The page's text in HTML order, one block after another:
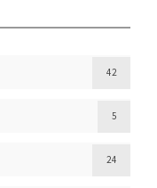
42
5
24